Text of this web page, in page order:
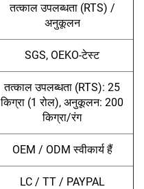
तत्काल उपलब्धता (RTS) /
अनुकूलन
SGS, OEKO-टेस्ट
तत्काल उपलब्धता (RTS): 25
किग्रा (1 रोल), अनुकूलन: 200
किग्रा/रंग
OEM / ODM स्वीकार्य हैं
LC / TT / PAYPAL